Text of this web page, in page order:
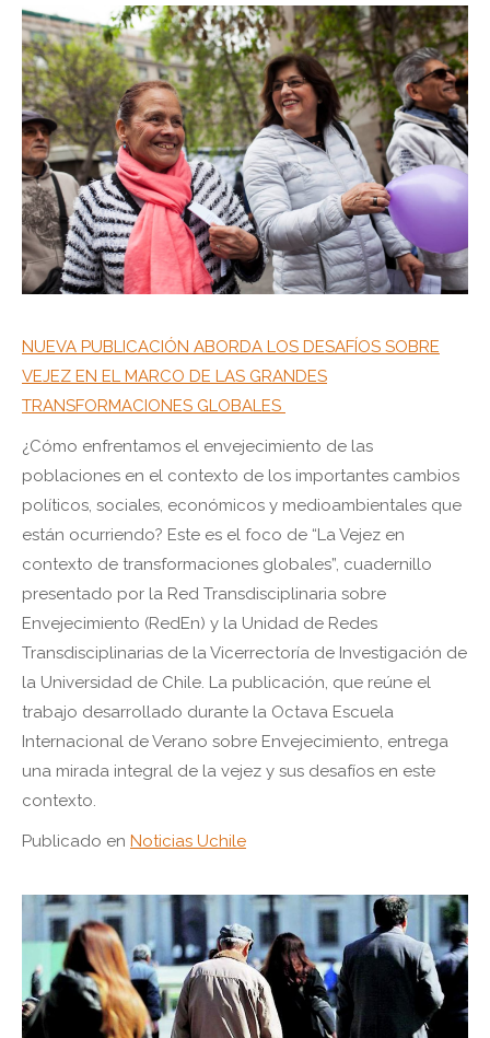
NUEVA PUBLICACIÓN ABORDA LOS DESAFÍOS SOBRE
VEJEZ EN EL MARCO DE LAS GRANDES
TRANSFORMACIONES GLOBALES
¿Cómo enfrentamos el envejecimiento de las
poblaciones en el contexto de los importantes cambios
políticos, sociales, económicos y medioambientales que
están ocurriendo? Este es el foco de “La Vejez en
contexto de transformaciones globales”, cuadernillo
presentado por la Red Transdisciplinaria sobre
Envejecimiento (RedEn) y la Unidad de Redes
Transdisciplinarias de la Vicerrectoría de Investigación de
la Universidad de Chile. La publicación, que reúne el
trabajo desarrollado durante la Octava Escuela
Internacional de Verano sobre Envejecimiento, entrega
una mirada integral de la vejez y sus desafíos en este
contexto.
Publicado en Noticias Uchile